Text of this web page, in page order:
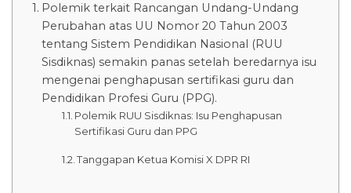
Polemik terkait Rancangan Undang-Undang
Perubahan atas UU Nomor 20 Tahun 2003
tentang Sistem Pendidikan Nasional (RUU
Sisdiknas) semakin panas setelah beredarnya isu
mengenai penghapusan sertifikasi guru dan
Pendidikan Profesi Guru (PPG).
Polemik RUU Sisdiknas: Isu Penghapusan
Sertifikasi Guru dan PPG
Tanggapan Ketua Komisi X DPR RI